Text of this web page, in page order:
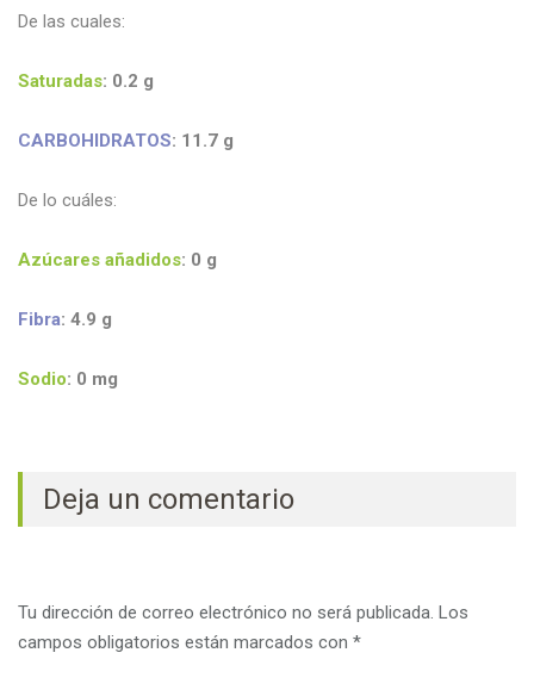
De las cuales:
Saturadas: 0.2 g
CARBOHIDRATOS: 11.7 g
De lo cuáles:
Azúcares añadidos: 0 g
Fibra: 4.9 g
Sodio: 0 mg
Deja un comentario
Tu dirección de correo electrónico no será publicada. Los
campos obligatorios están marcados con *